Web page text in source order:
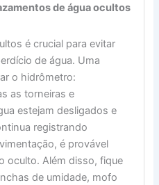
de água ocultos
é crucial para evitar
de água. Uma
o hidrômetro:
as torneiras e
estejam desligados e
registrando
é provável
oculto. Além disso, fique
de umidade, mofo